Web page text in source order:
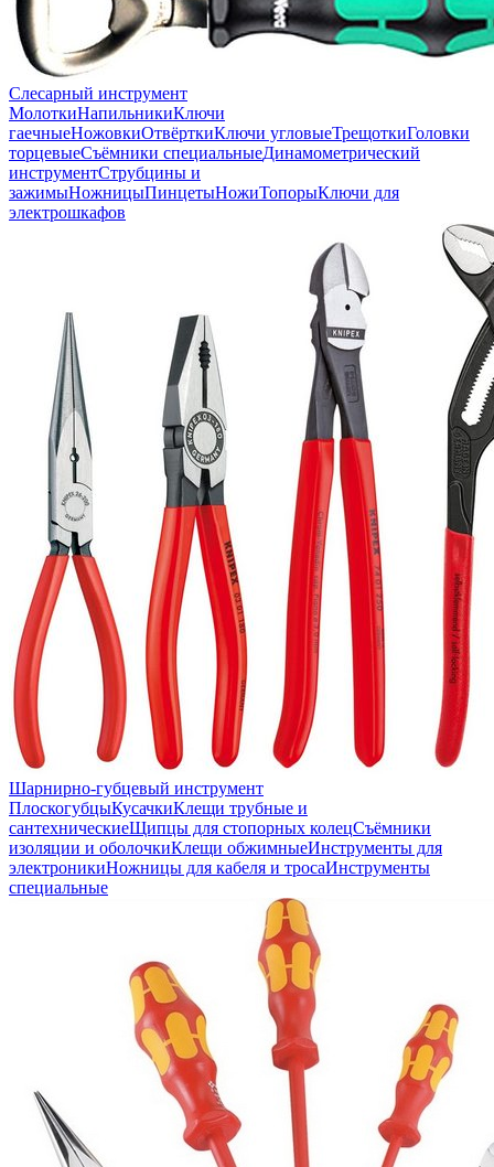
Слесарный инструмент
МолоткиНапильникиКлючи
гаечныеНожовкиОтвёрткиКлючи угловыеТрещоткиГоловки
торцевыеСъёмники специальныеДинамометрический
инструментСтрубцины и
зажимыНожницыПинцетыНожиТопорыКлючи для
электрошкафов
Шарнирно-губцевый инструмент
ПлоскогубцыКусачкиКлещи трубные и
сантехническиеЩипцы для стопорных колецСъёмники
изоляции и оболочкиКлещи обжимныеИнструменты для
электроникиНожницы для кабеля и тросаИнструменты
специальные